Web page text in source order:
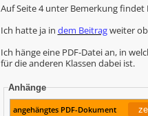
Auf Seite 4 unter Bemerkung findet
Ich hatte ja in dem Beitragweiter
Ich hänge eine PDF-Datei an, in
für die anderen Klassen dabei ist.
Anhänge
angehängtes PDF-Dokument